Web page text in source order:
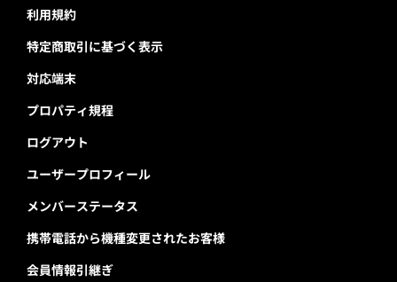
利用規約
特定商取引に基づく表示
対応端末
プロパティ規程
ログアウト
ユーザープロフィール
メンバーステータス
携帯電話から機種変更されたお客様
会員情報引継ぎ